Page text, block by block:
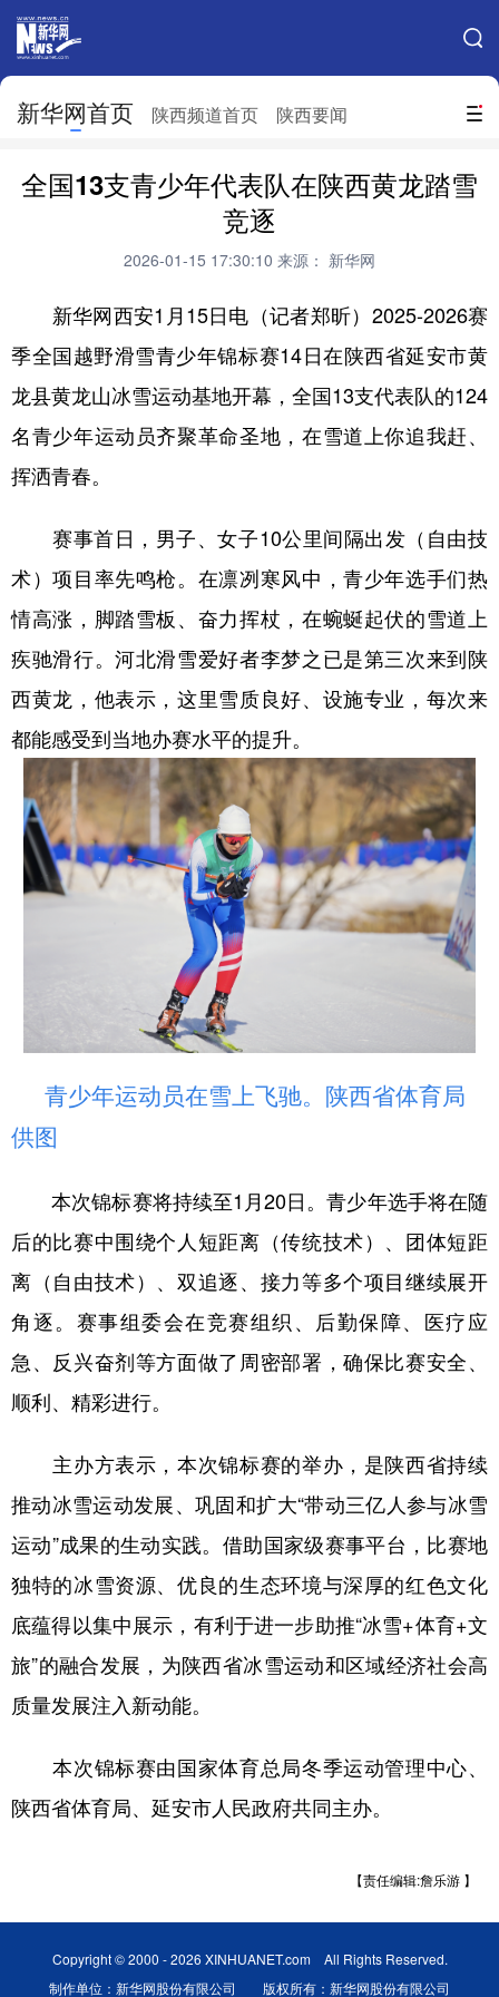
搜索
新华网首页 陕西频道首页 陕西要闻
网站地图
北京 天津 河北 山西
吉林 上海
山东 河南 湖北 湖南
广东 广西 海南 重庆
四川 贵州 云南 西藏
陕西
新疆 内蒙古 黑龙江
全国13支青少年代表队在陕西黄龙踏雪
竞逐
2026-01-15 17:30:10 来源： 新华网
新华网西安1月15日电（记者郑昕）2025-2026赛
季全国越野滑雪青少年锦标赛14日在陕西省延安市黄
龙县黄龙山冰雪运动基地开幕，全国13支代表队的124
名青少年运动员齐聚革命圣地，在雪道上你追我赶、
挥洒青春。
赛事首日，男子、女子10公里间隔出发（自由技
术）项目率先鸣枪。在凛冽寒风中，青少年选手们热
情高涨，脚踏雪板、奋力挥杖，在蜿蜒起伏的雪道上
疾驰滑行。河北滑雪爱好者李梦之已是第三次来到陕
西黄龙，他表示，这里雪质良好、设施专业，每次来
都能感受到当地办赛水平的提升。
青少年运动员在雪上飞驰。陕西省体育局
供图
本次锦标赛将持续至1月20日。青少年选手将在随
后的比赛中围绕个人短距离（传统技术）、团体短距
离（自由技术）、双追逐、接力等多个项目继续展开
角逐。赛事组委会在竞赛组织、后勤保障、医疗应
急、反兴奋剂等方面做了周密部署，确保比赛安全、
顺利、精彩进行。
主办方表示，本次锦标赛的举办，是陕西省持续
推动冰雪运动发展、巩固和扩大“带动三亿人参与冰雪
运动”成果的生动实践。借助国家级赛事平台，比赛地
独特的冰雪资源、优良的生态环境与深厚的红色文化
底蕴得以集中展示，有利于进一步助推“冰雪+体育+文
旅”的融合发展，为陕西省冰雪运动和区域经济社会高
质量发展注入新动能。
本次锦标赛由国家体育总局冬季运动管理中心、
陕西省体育局、延安市人民政府共同主办。
【责任编辑:詹乐游 】
Copyright © 2000 - 2026 XINHUANET.com All Rights Reserved.
制作单位：新华网股份有限公司 版权所有：新华网股份有限公司